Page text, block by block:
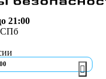
21:00
СПб